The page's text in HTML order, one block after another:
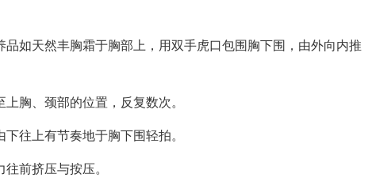
品如天然丰胸霜于胸部上，用双手虎口包围胸下围，由外向内推
胸、颈部的位置，反复数次。
往上有节奏地于胸下围轻拍。
前挤压与按压。